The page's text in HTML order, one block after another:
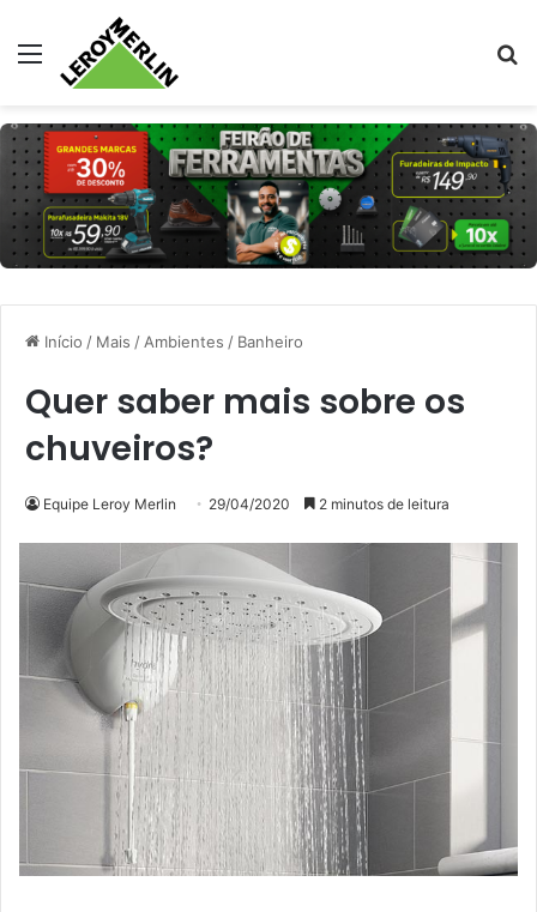
Menu
Início / Mais /Ambientes / Banheiro
Quer saber mais sobre os
chuveiros?
Equipe Leroy Merlin 29/04/2020 2 minutos de leitura